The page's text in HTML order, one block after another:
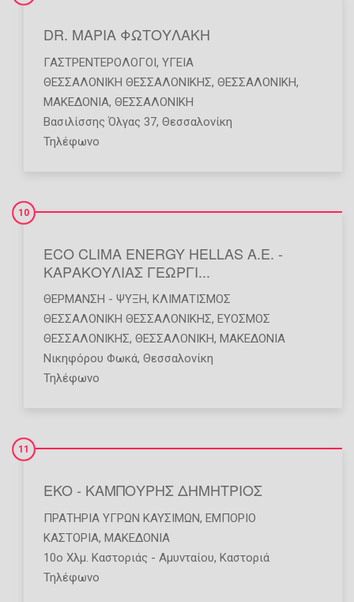
DR. ΜΑΡΙΑ ΦΩΤΟΥΛΑΚΗ
ΓΑΣΤΡΕΝΤΕΡΟΛΌΓΟΙ, ΥΓΕΊΑ
ΘΕΣΣΑΛΟΝΙΚΗ ΘΕΣΣΑΛΟΝΙΚΗΣ, ΘΕΣΣΑΛΟΝΙΚΗ,
ΜΑΚΕΔΟΝΙΑ, ΘΕΣΣΑΛΟΝΙΚΗ
Βασιλίσσης Όλγας 37, Θεσσαλονίκη
Τηλέφωνο
ECO CLIMA ENERGY HELLAS Α.Ε. -
ΚΑΡΑΚΟΥΛΙΑΣ ΓΕΩΡΓΙ...
10
ΘΈΡΜΑΝΣΗ - ΨΎΞΗ, ΚΛΙΜΑΤΙΣΜΌΣ
ΘΕΣΣΑΛΟΝΙΚΗ ΘΕΣΣΑΛΟΝΙΚΗΣ, ΕΥΟΣΜΟΣ
ΘΕΣΣΑΛΟΝΙΚΗΣ, ΘΕΣΣΑΛΟΝΙΚΗ, ΜΑΚΕΔΟΝΙΑ
Νικηφόρου Φωκά, Θεσσαλονίκη
Τηλέφωνο
EKO - ΚΑΜΠΟΥΡΗΣ ΔΗΜΗΤΡΙΟΣ
11
ΠΡΑΤΉΡΙΑ ΥΓΡΏΝ ΚΑΥΣΊΜΩΝ, ΕΜΠΌΡΙΟ
ΚΑΣΤΟΡΙΑ, ΜΑΚΕΔΟΝΙΑ
10ο Χλμ. Καστοριάς - Αμυνταίου, Καστοριά
Τηλέφωνο